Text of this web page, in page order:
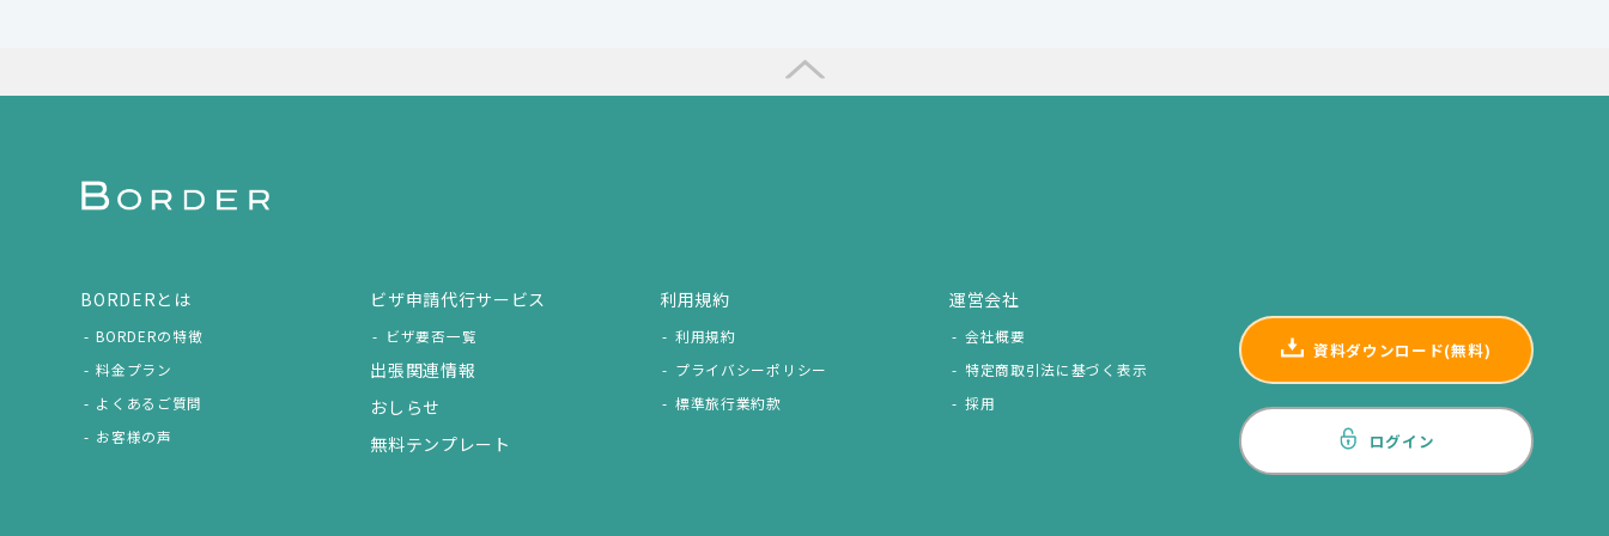
BORDERとは
BORDERの特徴
料金プラン
よくあるご質問
お客様の声
ビザ申請代行サービス
ビザ要否一覧
出張関連情報
おしらせ
無料テンプレート
利用規約
利用規約
プライバシーポリシー
標準旅行業約款
運営会社
会社概要
特定商取引法に基づく表示
採用
資料ダウンロード(無料)
ログイン